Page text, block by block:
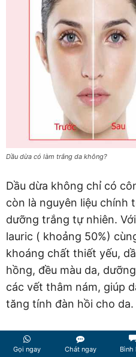
Dầu dừa có làm trắng da không?
Dầu dừa không chỉ có
còn là nguyên liệu chính
dưỡng trắng tự nhiên.
lauric ( khoảng 50%)
khoáng chất thiết yếu,
hồng, đều màu da,
các vết thâm nám, giúp
tăng tính đàn hồi cho da.
Bên cạnh đó, dầu dừa
nắng, bảo vệ làn da
Gọi ngay Chát ngay Bình